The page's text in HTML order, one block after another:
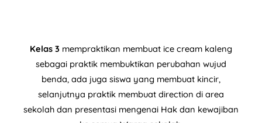
Kelas 3 mempraktikan membuat ice cream kaleng
sebagai praktik membuktikan perubahan wujud
benda, ada juga siswa yang membuat kincir,
selanjutnya praktik membuat direction di area
sekolah dan presentasi mengenai Hak dan kewajiban